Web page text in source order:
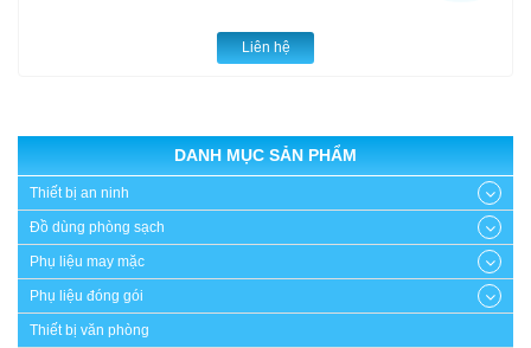
Liên hệ
DANH MỤC SẢN PHẨM
Thiết bị an ninh
Đồ dùng phòng sạch
Phụ liệu may mặc
Phụ liệu đóng gói
Thiết bị văn phòng